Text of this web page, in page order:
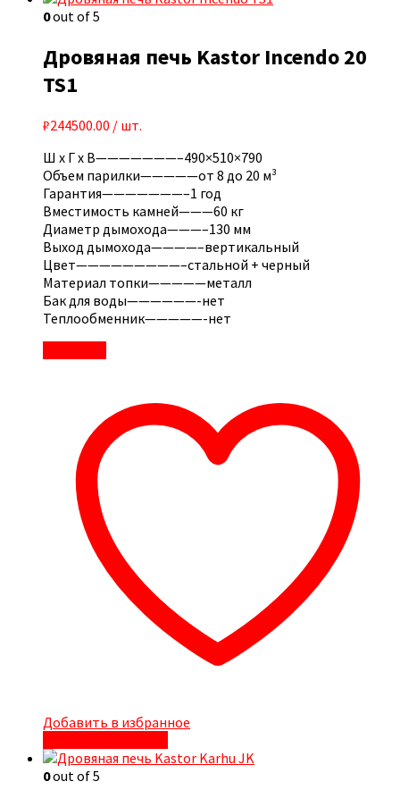
0out of 5
Дровяная печь Kastor Incendo 20
TS1
₽244500.00 / шт.
Ш x Г x В———————–490×510×790
Объем парилки—————от 8 до 20 м³
Гарантия———————–1 год
Вместимость камней———60 кг
Диаметр дымохода———–130 мм
Выход дымохода————–вертикальный
Цвет—————————–стальной + черный
Материал топки—————металл
Бак для воды——————-нет
Теплообменник—————-нет
Добавить в избранное
0out of 5